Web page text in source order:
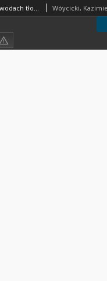
Uderzenia wodne w przewodach tłoczonych zakładów wodociągowych